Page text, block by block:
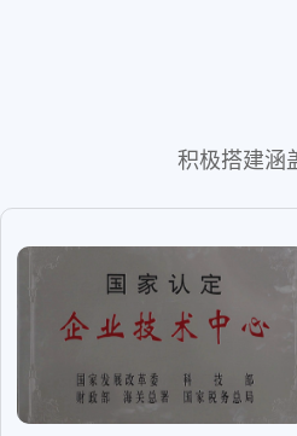
积极搭建涵